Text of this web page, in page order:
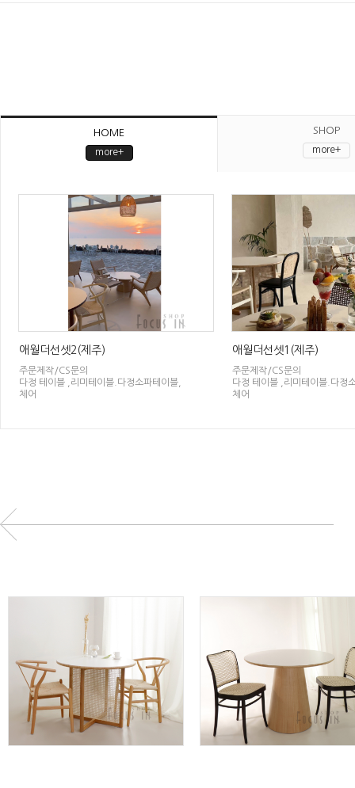
HOME
more+
SHOP
more+
애월더선셋2(제주)
주문제작/CS문의
다정 테이블 ,리미테이블.다정소파테이블,
체어
애월더선셋1(제주)
주문제작/CS문의
다정 테이블 ,리미테이블.다정
체어
600,000원 780,000원